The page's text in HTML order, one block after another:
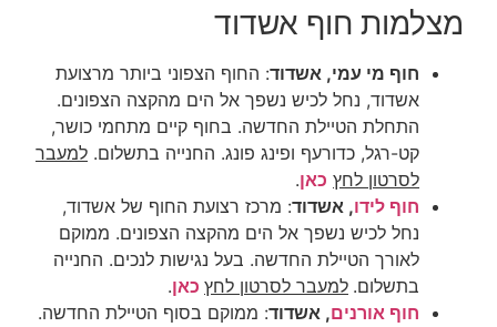
מצלמות חוף אשדוד
חוף מי עמי, אשדוד: החוף הצפוני ביותר מרצועת
אשדוד, נחל לכיש נשפך אל הים מהקצה הצפונים.
התחלת הטיילת החדשה. בחוף קיים מתחמי כושר,
קט-רגל, כדורעף ופינג פונג. החנייה בתשלום. למעבר
לסרטון לחץ כאן.
חוף לידו, אשדוד: מרכז רצועת החוף של אשדוד,
נחל לכיש נשפך אל הים מהקצה הצפונים. ממוקם
לאורך הטיילת החדשה. בעל נגישות לנכים. החנייה
בתשלום. למעבר לסרטון לחץ כאן.
חוף אורנים, אשדוד: ממוקם בסוף הטיילת החדשה.